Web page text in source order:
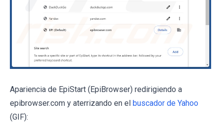
Apariencia de EpiStart (EpiBrowser) redirigiendo a
epibrowser.com y aterrizando en el buscador de Yahoo
(GIF):